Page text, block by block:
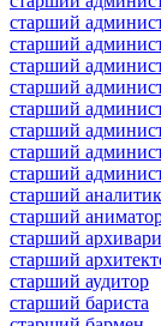
старший
старший
старший
старший
старший
старший
старший
старший
старший аналитик
старший
старший
старший
старший аудитор
старший бариста